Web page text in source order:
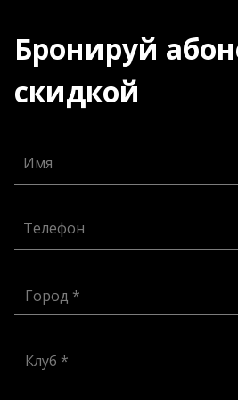
Бронируй
скидкой
Имя
Телефон
Город *
Клуб *